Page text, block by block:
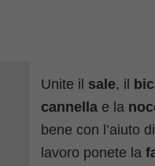
Unite il sale, il
cannella e la
bene con l’aiuto
lavoro ponete la